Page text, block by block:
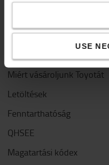
USE
A Toyotáról
Miért vásároljunk Toyotát
Letöltések
Fenntarthatóság
QHSEE
Magatartási kódex